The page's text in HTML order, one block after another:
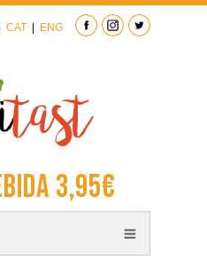
CAT ENG
3,95€